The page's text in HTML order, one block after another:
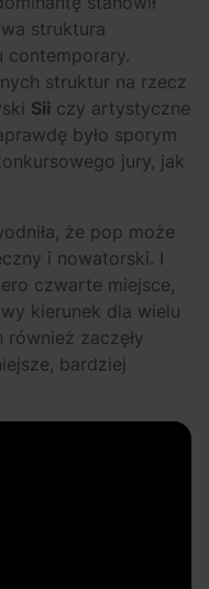
struktura
contemporary.
struktur na rzecz
Sii czy artystyczne
było sporym
jury, jak
że pop może
i nowatorski. I
czwarte miejsce,
kierunek dla wielu
zaczęły
bardziej